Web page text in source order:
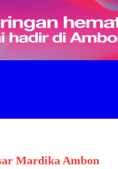
Mardika Ambon